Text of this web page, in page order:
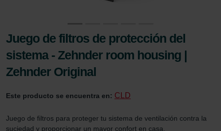
Juego de filtros de protección del
sistema - Zehnder room housing |
Zehnder Original
Este producto se encuentra en: CLD
Juego de filtros para proteger tu sistema de ventilación contra la
suciedad y proporcionar un mayor confort en casa.